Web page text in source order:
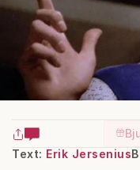
Text: Erik Jersenius